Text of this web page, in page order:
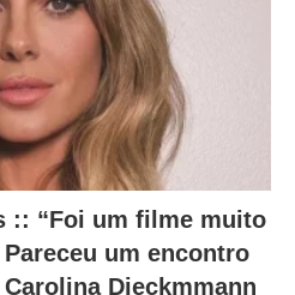
:: “Foi um filme muito
um encontro
Dieckmmann